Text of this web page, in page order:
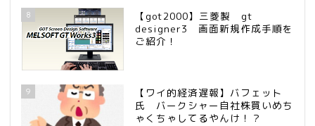
8
【got2000】三菱製 gt
designer3 画面新規作成手順を
ご紹介！
9
【ワイ的経済遅報】バフェット
氏 バークシャー自社株買いめち
ゃくちゃしてるやんけ！？